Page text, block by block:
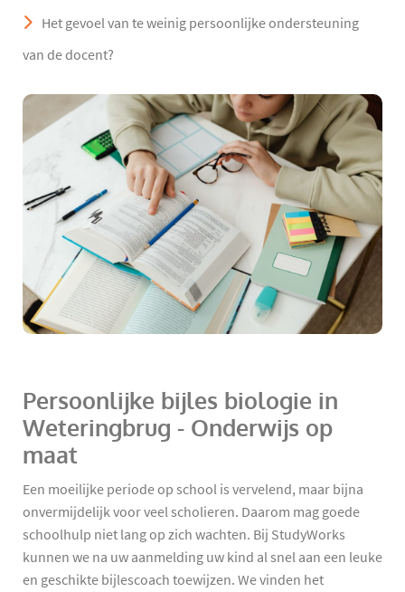
Het gevoel van te weinig persoonlijke ondersteuning
van de docent?
Persoonlijke bijles biologie in
Weteringbrug - Onderwijs op
maat
Een moeilijke periode op school is vervelend, maar bijna
onvermijdelijk voor veel scholieren. Daarom mag goede
schoolhulp niet lang op zich wachten. Bij StudyWorks
kunnen we na uw aanmelding uw kind al snel aan een leuke
en geschikte bijlescoach toewijzen. We vinden het